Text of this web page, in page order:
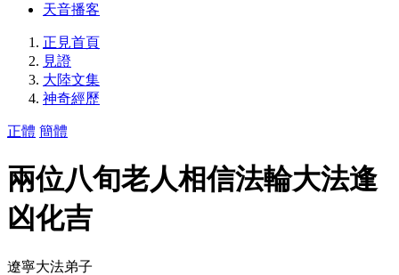
天音播客
正見首頁
見證
大陸文集
神奇經歷
正體 簡體
兩位八旬老人相信法輪大法逢
凶化吉
遼寧大法弟子